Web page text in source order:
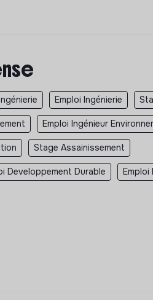
Emploi Ingénierie
Emploi Ingénieur
Stage Assainissement
Developpement Durable Emploi